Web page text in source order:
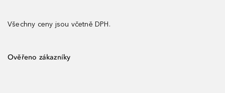
Všechny ceny jsou včetně DPH.
Ověřeno zákazníky